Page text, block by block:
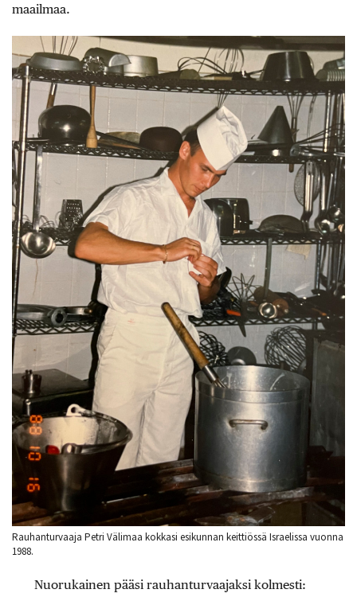
maailmaa.
Rauhanturvaaja Petri Välimaa kokkasi esikunnan keittiössä Israelissa vuonna
1988.
Nuorukainen pääsi rauhanturvaajaksi kolmesti: